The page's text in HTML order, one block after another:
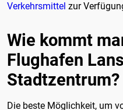
Verkehrsmittel zur
Wie kommt
Flughafen
Stadtzentrum?
Die beste Möglichkeit, um